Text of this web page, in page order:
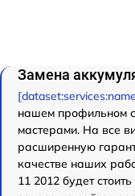
Замена
нашем профильном
мастерами. На все
расширенную
качестве наших
11 2012 будет